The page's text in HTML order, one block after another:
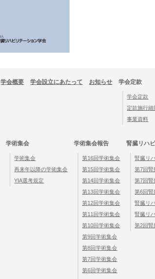
学会概要 学会設立にあたって お知らせ 学会定款
学会定款
定款施行細
事業資料
学術集会
学術集会
再来年以降の学術集会
YIA選考規定
学術集会報告
第16回学術集会
第15回学術集会
第14回学術集会
第13回学術集会
第12回学術集会
第11回学術集会
第10回学術集会
第9回学術集会
第8回学術集会
第7回学術集会
第6回学術集会
腎臓リハ
腎臓リ
第7回腎
第7回腎
第6回
腎臓リ
腎臓リ
第2回腎